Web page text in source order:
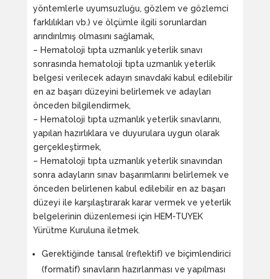
yöntemlerle uyumsuzluğu, gözlem ve gözlemci
farklılıkları vb.) ve ölçümle ilgili sorunlardan
arındırılmış olmasını sağlamak,
– Hematoloji tıpta uzmanlık yeterlik sınavı
sonrasında hematoloji tıpta uzmanlık yeterlik
belgesi verilecek adayın sınavdaki kabul edilebilir
en az başarı düzeyini belirlemek ve adayları
önceden bilgilendirmek,
– Hematoloji tıpta uzmanlık yeterlik sınavlarını,
yapılan hazırlıklara ve duyurulara uygun olarak
gerçekleştirmek,
– Hematoloji tıpta uzmanlık yeterlik sınavından
sonra adayların sınav başarımlarını belirlemek ve
önceden belirlenen kabul edilebilir en az başarı
düzeyi ile karşılaştırarak karar vermek ve yeterlik
belgelerinin düzenlemesi için HEM-TUYEK
Yürütme Kuruluna iletmek.
Gerektiğinde tanısal (reflektif) ve biçimlendirici
(formatif) sınavların hazırlanması ve yapılması